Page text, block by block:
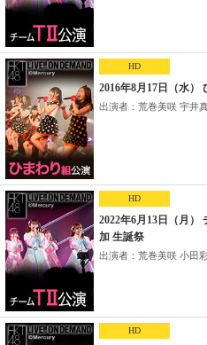
HD
2016年8月17日（水）
出演者：荒巻美咲 宇井
HD
2022年6月13日（月
加 生誕祭
出演者：荒巻美咲 小田
HD